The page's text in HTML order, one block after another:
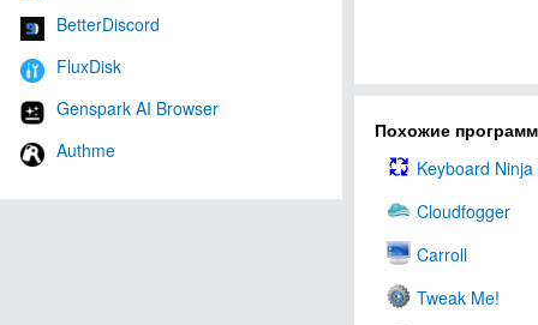
BetterDiscord
FluxDisk
Genspark AI Browser
Authme
Похожие
Keyboard Ninja
Cloudfogger
Carroll
Tweak Me!